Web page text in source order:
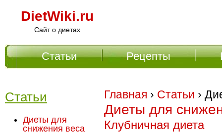
DietWiki.ru
Сайт о диетах
Главная › Статьи ›
Диеты для
Клубничная диета
Главное меню
Статьи Рецепты
Статьи
Диеты для
снижения веса